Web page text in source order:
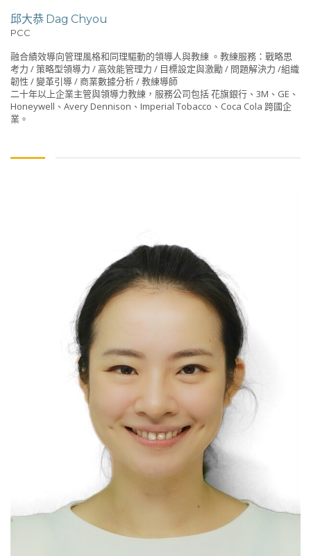
邱大恭 Dag Chyou
PCC
融合績效導向管理風格和同理驅動的領導人與教練 。教練服務：戰略思
考力 / 策略型領導力 / 高效能管理力 / 目標設定與激勵 / 問題解決力 /組織
韌性 / 變革引導 / 商業數據分析 / 教練導師
二十年以上企業主管與領導力教練，服務公司包括 花旗銀行、3M、GE、
Honeywell、Avery Dennison、Imperial Tobacco、Coca Cola 跨國企
業。